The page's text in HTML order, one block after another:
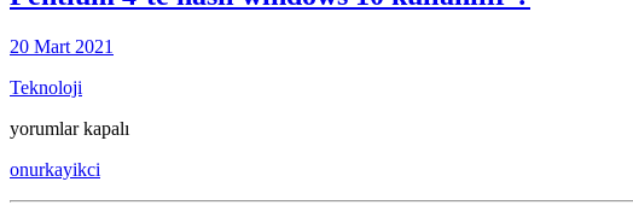
20 Mart 2021
Teknoloji
Pentium
nasıl
yorumlar kapalı
onurkayikci